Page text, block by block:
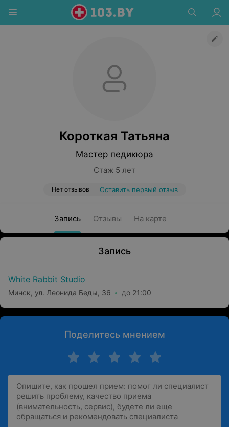
Короткая Татьяна
Мастер педикюра
Стаж 5 лет
Нет отзывов Оставить первый отзыв
Запись Отзывы На карте
Запись
White Rabbit Studio
Минск, ул. Леонида Беды, 36 до 21:00
Поделитесь мнением